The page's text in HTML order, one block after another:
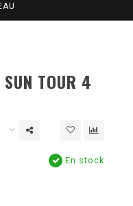
SUN TOUR 4
En stock